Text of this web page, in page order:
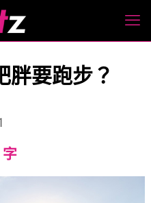
胖要跑步？
字Increase